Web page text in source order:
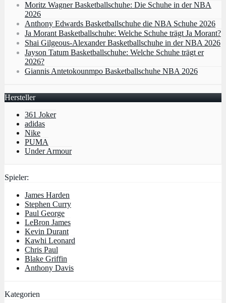
Moritz Wagner Basketballschuhe: Die Schuhe in der NBA
2026
Anthony Edwards Basketballschuhe die NBA Schuhe 2026
Ja Morant Basketballschuhe: Welche Schuhe trägt Ja Morant?
Shai Gilgeous-Alexander Basketballschuhe in der NBA 2026
Jayson Tatum Basketballschuhe: Welche Schuhe trägt er
2026?
Giannis Antetokounmpo Basketballschuhe NBA 2026
Hersteller
361 Joker
adidas
Nike
PUMA
Under Armour
Spieler:
James Harden
Stephen Curry
Paul George
LeBron James
Kevin Durant
Kawhi Leonard
Chris Paul
Blake Griffin
Anthony Davis
Kategorien